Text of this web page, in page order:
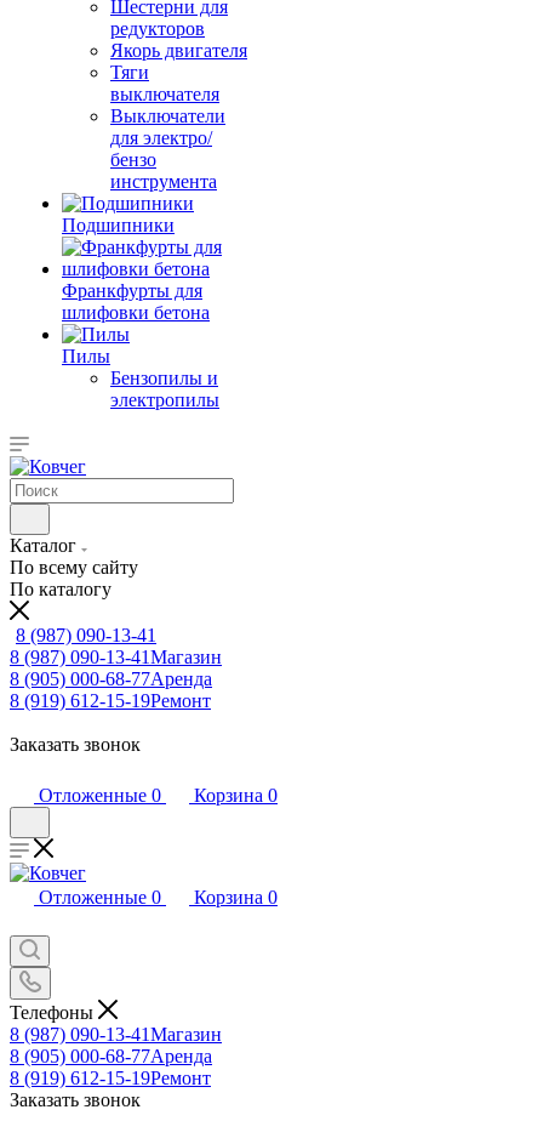
Шестерни для
редукторов
Якорь двигателя
Тяги
выключателя
Выключатели
для электро/
бензо
инструмента
Подшипники
Франкфурты для
шлифовки бетона
Пилы
Бензопилы и
электропилы
Каталог
По всему сайту
По каталогу
8 (987) 090-13-41
8 (987) 090-13-41Магазин
8 (905) 000-68-77Аренда
8 (919) 612-15-19Ремонт
Заказать звонок
Отложенные 0 Корзина 0
Отложенные 0 Корзина 0
Телефоны
8 (987) 090-13-41Магазин
8 (905) 000-68-77Аренда
8 (919) 612-15-19Ремонт
Заказать звонок